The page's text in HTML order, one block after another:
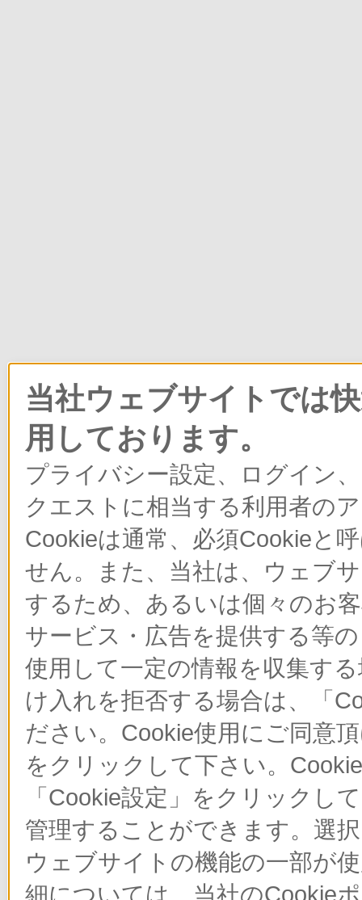
当社ウェブサイトでは
用しております。
プライバシー設定、ログイン
クエストに相当する利用者の
Cookieは通常、必須Cookieと
せん。また、当社は、ウェブ
するため、あるいは個々のお
サービス・広告を提供する等
使用して一定の情報を収集す
け入れを拒否する場合は、「
ださい。Cookie使用にご同意
をクリックして下さい。
「Cookie設定」をクリックし
管理することができます。選
ウェブサイトの機能の一部が
細については、当社のCookie